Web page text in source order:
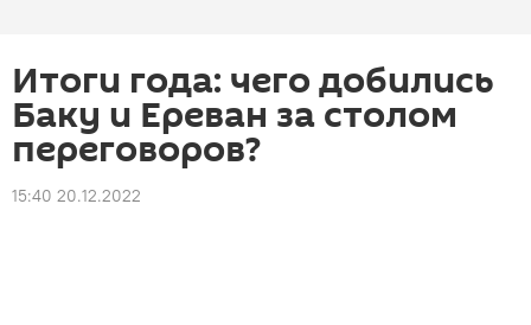
Итоги года: чего добились
Баку и Ереван за столом
переговоров?
15:40 20.12.2022